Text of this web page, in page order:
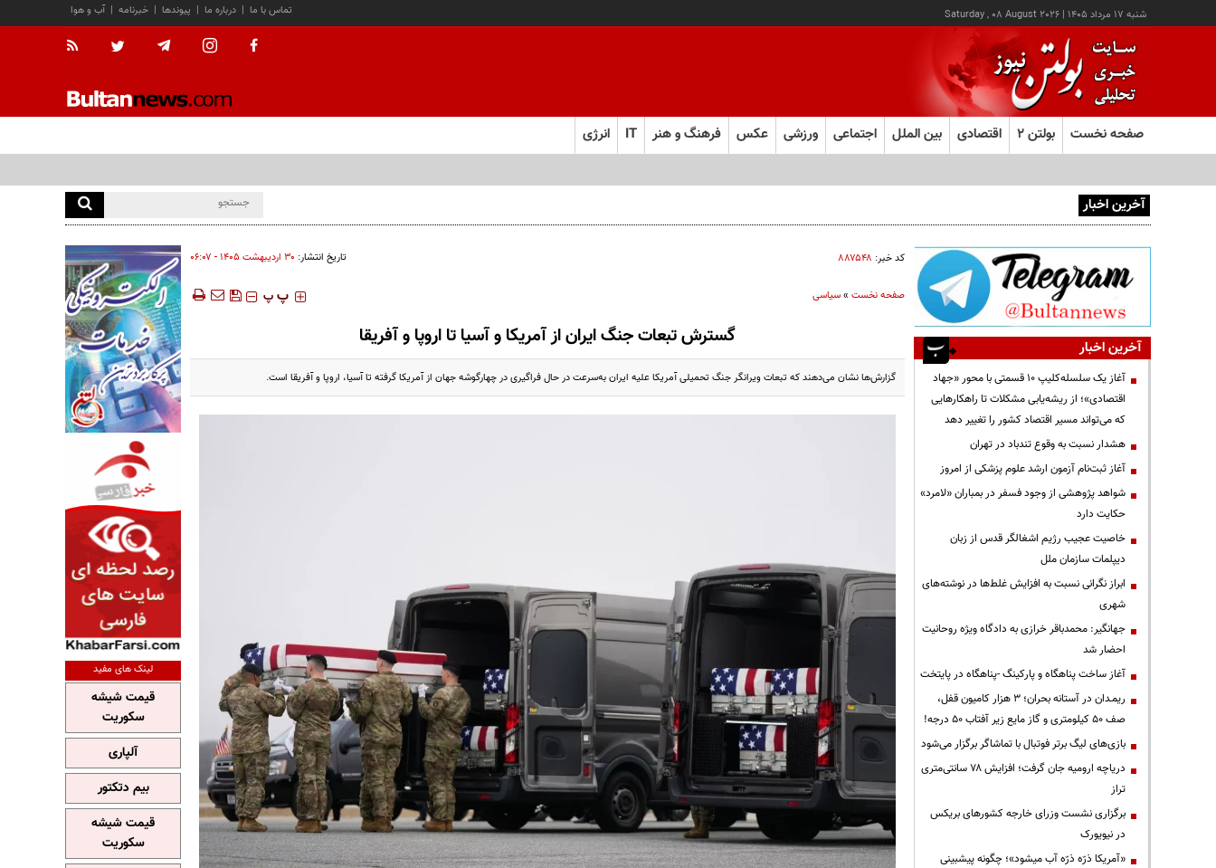
شنبه ۱۷ مرداد ۱۴۰۵ |
Saturday , 08 August 2026 آب و هوا | خبرنامه | پیوندها | درباره ما | تماس با ما
صفحه نخست بولتن ۲ اقتصادی بین الملل اجتماعی ورزشی عکس فرهنگ و هنر IT انرژی
آخرین اخبار
کد خبر: ۸۸۷۵۴۸ تاریخ انتشار: ۳۰ ارديبهشت ۱۴۰۵ - ۰۶:۰۷
صفحه نخست»سیاسی ‍‍‍ پ پ
گسترش تبعات جنگ ایران از آمریکا و آسیا تا اروپا و آفریقا
گزارش‌ها نشان می‌دهند که تبعات ویرانگر جنگ تحمیلی آمریکا علیه ایران به‌سرعت در حال فراگیری در چهارگوشه جهان از آمریکا گرفته تا آسیا، اروپا و آفریقا است.
آخرین اخبار
آغاز یک سلسله‌کلیپ ۱۰ قسمتی با محور «جهاد
اقتصادی»؛ از ریشه‌یابی مشکلات تا راهکارهایی
که می‌تواند مسیر اقتصاد کشور را تغییر دهد
هشدار نسبت به وقوع تندباد در تهران
آغاز ثبت‌نام آزمون ارشد علوم پزشکی از امروز
شواهد پژوهشی از وجود فسفر در بمباران «لامرد»
حکایت دارد
خاصیت عجیب رژیم اشغالگر قدس از زبان
دیپلمات سازمان ملل
ابراز نگرانی نسبت به افزایش غلط‌ها در نوشته‌های
شهری
جهانگیر: محمدباقر خرازی به دادگاه ویژه روحانیت
احضار شد
آغاز ساخت پناهگاه و پارکینگ -پناهگاه در پایتخت
ریمـدان در آستانه بحران؛ ۳ هزار کامیون قفل،
صف ۵۰ کیلومتری و گاز مایع زیر آفتاب ۵۰ درجه!
بازی‌های لیگ برتر فوتبال با تماشاگر برگزار می‌شود
دریاچه ارومیه جان گرفت؛ افزایش ۷۸ سانتی‌متری
تراز
برگزاری نشست وزرای خارجه کشورهای بریکس
در نیویورک
«آمریکا ذرّه ذرّه آب میشود»؛ چگونه پیشبینی
لینک های مفید
قیمت شیشه
سکوریت
آلپاری
بیم دتکتور
قیمت شیشه
سکوریت